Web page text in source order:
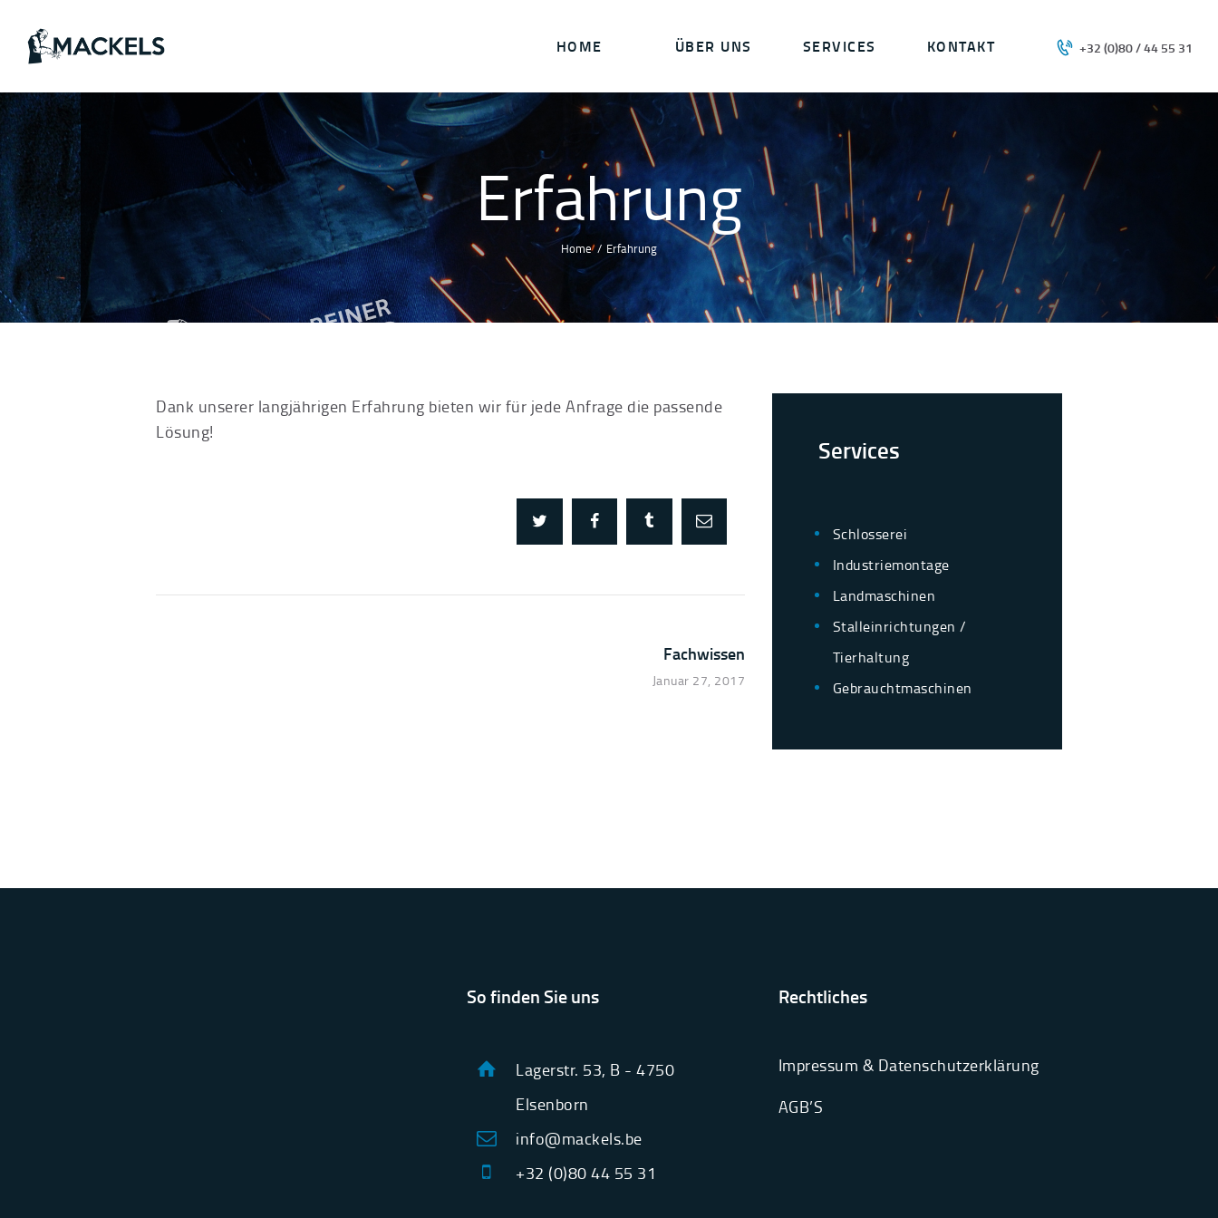
HOME ÜBER UNS SERVICES KONTAKT +32 (0)80 / 44 55 31
Erfahrung
Home Erfahrung
ÜBER UNS
SERVICES
KONTAKT
Dank unserer langjährigen Erfahrung bieten wir für jede Anfrage die passende
Lösung!
Fachwissen
Januar 27, 2017
Services
Schlosserei
Industriemontage
Landmaschinen
Stalleinrichtungen /
Tierhaltung
Gebrauchtmaschinen
So finden Sie uns
Lagerstr. 53, B - 4750
Elsenborn
info@mackels.be
+32 (0)80 44 55 31
Rechtliches
Impressum & Datenschutzerklärung
AGB’S